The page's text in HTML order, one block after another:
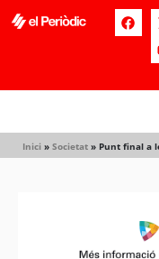
Inici » Societat » Punt final a